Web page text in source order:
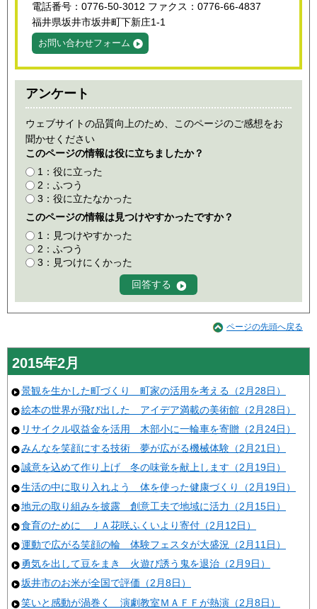
電話番号：0776-50-3012 ファクス：0776-66-4837
福井県坂井市坂井町下新庄1-1
お問い合わせフォーム
アンケート
ウェブサイトの品質向上のため、このページのご感想をお
聞かせください
このページの情報は役に立ちましたか？
1：役に立った
2：ふつう
3：役に立たなかった
このページの情報は見つけやすかったですか？
1：見つけやすかった
2：ふつう
3：見つけにくかった
ページの先頭へ戻る
2015年2月
景観を生かした町づくり 町家の活用を考える（2月28日）
絵本の世界が飛び出した アイデア満載の美術館（2月28日）
リサイクル収益金を活用 木部小に一輪車を寄贈（2月24日）
みんなを笑顔にする技術 夢が広がる機械体験（2月21日）
誠意を込めて作り上げ 冬の味覚を献上します（2月19日）
生活の中に取り入れよう 体を使った健康づくり（2月19日）
地元の取り組みを披露 創意工夫で地域に活力（2月15日）
食育のために ＪＡ花咲ふくいより寄付（2月12日）
運動で広がる笑顔の輪 体験フェスタが大盛況（2月11日）
勇気を出して豆をまき 火遊び誘う鬼を退治（2月9日）
坂井市のお米が全国で評価（2月8日）
笑いと感動が渦巻く 演劇教室ＭＡＦＦが熱演（2月8日）